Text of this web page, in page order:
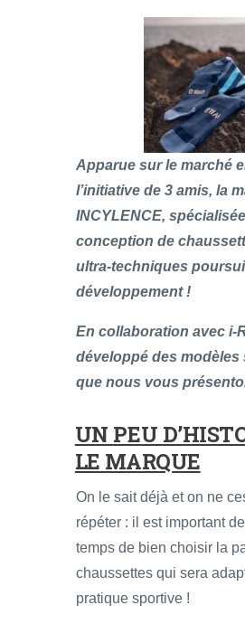
Apparue sur le marché
l’initiative de 3 amis, la
INCYLENCE,
conception de
ultra-techniques
développement !
En collaboration avec i-
développé des modèles
que nous vous
UN PEU
LE MARQUE
On le sait déjà et on ne
répéter : il est important
temps de bien choisir la
chaussettes qui sera
pratique sportive !